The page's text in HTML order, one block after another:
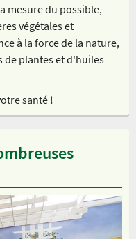
mesure du possible,
végétales et
à la force de la nature,
de plantes et d'huiles
santé !